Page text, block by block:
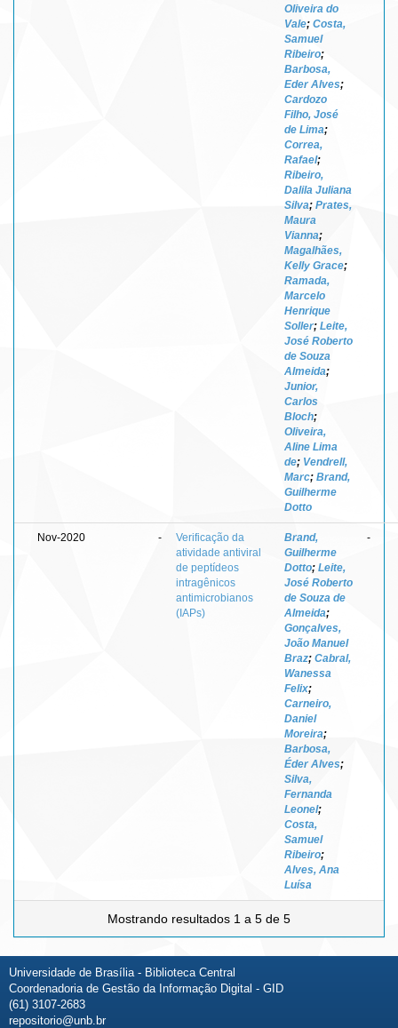
Oliveira do
Vale; Costa,
Samuel
Ribeiro;
Barbosa,
Eder Alves;
Cardozo
Filho, José
de Lima;
Correa,
Rafael;
Ribeiro,
Dalila Juliana
Silva; Prates,
Maura
Vianna;
Magalhães,
Kelly Grace;
Ramada,
Marcelo
Henrique
Soller; Leite,
José Roberto
de Souza
Almeida;
Junior,
Carlos
Bloch;
Oliveira,
Aline Lima
de; Vendrell,
Marc; Brand,
Guilherme
Dotto
Nov-2020 -
Verificação da
atividade antiviral
de peptídeos
intragênicos
antimicrobianos
(IAPs)
Brand,
Guilherme
Dotto; Leite,
José Roberto
de Souza de
Almeida;
Gonçalves,
João Manuel
Braz; Cabral,
Wanessa
Felix;
Carneiro,
Daniel
Moreira;
Barbosa,
Éder Alves;
Silva,
Fernanda
Leonel;
Costa,
Samuel
Ribeiro;
Alves, Ana
Luísa
-
Mostrando resultados 1 a 5 de 5
Universidade de Brasília - Biblioteca Central
Coordenadoria de Gestão da Informação Digital - GID
(61) 3107-2683
repositorio@unb.br